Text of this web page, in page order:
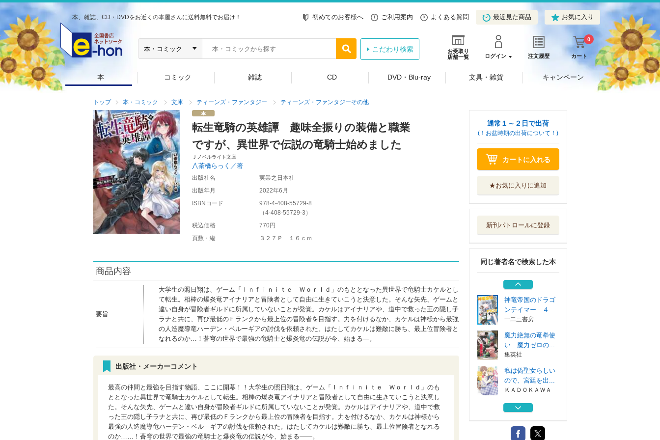
本、雑誌、CD・DVDをお近くの本屋さんに送料無料でお届け！ 初めてのお客様へ ご利用案内 よくある質問 最近見た商品 お気に入り
お受取り
店舗一覧
ログイン 注文履歴 カート
0
こだわり検索
本 コミック 雑誌 CD DVD・Blu-ray 文具・雑貨 キャンペーン
トップ 本・コミック 文庫 ティーンズ・ファンタジー ティーンズ・ファンタジーその他
転生竜騎の英雄譚 趣味全振りの装備と職業
ですが、異世界で伝説の竜騎士始めました
Ｊノベルライト文庫
八茶橋らっく／著
出版社名
実業之日本社
出版年月
2022年6月
ISBNコード
978-4-408-55729-8
（4-408-55729-3 ）
税込価格
770円
頁数・縦
３２７Ｐ １６ｃｍ
商品内容
要旨
大学生の照日翔は、ゲーム「Ｉｎｆｉｎｉｔｅ Ｗｏｒｌｄ」のもととなった異世界で竜騎士カケルとし
て転生。相棒の爆炎竜アイナリアと冒険者として自由に生きていこうと決意した。そんな矢先、ゲームと
違い自身が冒険者ギルドに所属していないことが発覚。カケルはアイナリアや、道中で救った王の隠し子
ラナと共に、再び最低のＦランクから最上位の冒険者を目指す。力を付けるなか、カケルは神様から最強
の人造魔導竜ハーデン・ベルーギアの討伐を依頼された。はたしてカケルは難敵に勝ち、最上位冒険者と
なれるのか…！蒼穹の世界で最強の竜騎士と爆炎竜の伝説が今、始まる―。
出版社・メーカーコメント
最高の仲間と最強を目指す物語、ここに開幕！！大学生の照日翔は、ゲーム「Ｉｎｆｉｎｉｔｅ Ｗｏｒｌｄ」のも
ととなった異世界で竜騎士カケルとして転生。相棒の爆炎竜アイナリアと冒険者として自由に生きていこうと決意し
た。そんな矢先、ゲームと違い自身が冒険者ギルドに所属していないことが発覚。カケルはアイナリアや、道中で救
った王の隠し子ラナと共に、再び最低のＦランクから最上位の冒険者を目指す。力を付けるなか、カケルは神様から
最強の人造魔導竜ハーデン・ベル―ギアの討伐を依頼された。はたしてカケルは難敵に勝ち、最上位冒険者となれる
のか……！蒼穹の世界で最強の竜騎士と爆炎竜の伝説が今、始まる――。
通常１～２日で出荷
(！お盆時期の出荷について！)
カートに入れる
★お気に入りに追加
新刊パトロールに登録
同じ著者名で検索した本
私は偽聖女らしい
ので、宮廷を出...
世界最強の神獣使
三交社
魔導学園の劣等竜
騎士～史上最強...
日本文芸社
神竜帝国のドラゴ
ンテイマー ４
一二三書房
魔力絶無の竜拳使
い 魔力ゼロの...
集英社
私は偽聖女らしい
ので、宮廷を出...
ＫＡＤＯＫＡＷＡ
世界最強の神獣使
三交社